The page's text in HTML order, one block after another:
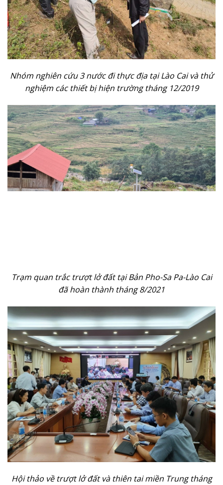
Nhóm nghiên cứu 3 nước đi thực địa tại Lào Cai và thử
nghiệm các thiết bị hiện trường tháng 12/2019
Trạm quan trắc trượt lở đất tại Bản Pho-Sa Pa-Lào Cai
đã hoàn thành tháng 8/2021
Hội thảo về trượt lở đất và thiên tai miền Trung tháng